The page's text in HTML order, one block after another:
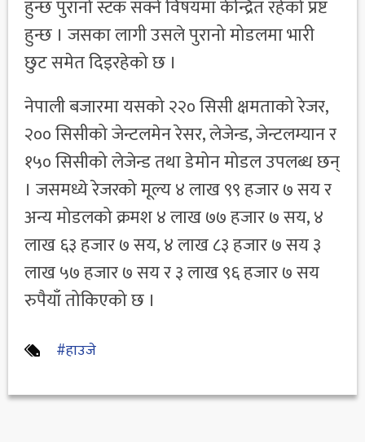
हुन्छ पुरानो स्टक सक्ने विषयमा केन्द्रित रहेको प्रष्ट
हुन्छ । जसका लागी उसले पुरानो मोडलमा भारी
छुट समेत दिइरहेको छ ।
नेपाली बजारमा यसको २२० सिसी क्षमताको रेजर,
२०० सिसीको जेन्टलमेन रेसर, लेजेन्ड, जेन्टलम्यान र
१५० सिसीको लेजेन्ड तथा डेमोन मोडल उपलब्ध छन्
। जसमध्ये रेजरको मूल्य ४ लाख ९९ हजार ७ सय र
अन्य मोडलको क्रमश ४ लाख ७७ हजार ७ सय, ४
लाख ६३ हजार ७ सय, ४ लाख ८३ हजार ७ सय ३
लाख ५७ हजार ७ सय र ३ लाख ९६ हजार ७ सय
रुपैयाँ तोकिएको छ ।
#हाउजे